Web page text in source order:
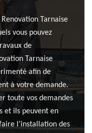
Tarnaise
vous pouvez
de
Tarnaise
afin de
à votre demande.
toute vos demandes
et ils peuvent en
l’installation des